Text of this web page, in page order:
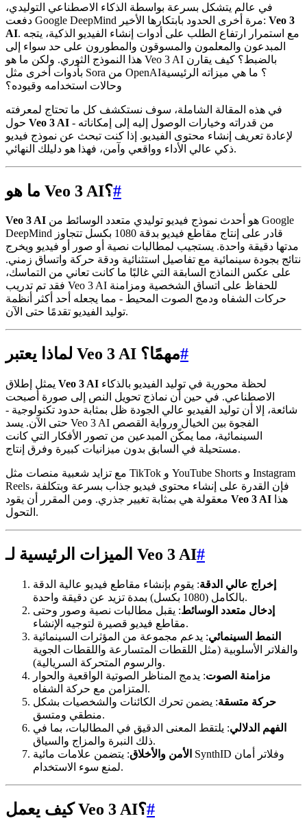
في عالم يتشكل بسرعة بواسطة الذكاء الاصطناعي التوليدي،
دفعت Google DeepMind مرة أخرى الحدود بابتكارها الأخير: Veo 3
AI. مع استمرار ارتفاع الطلب على أدوات إنشاء الفيديو الذكية، يتجه
المبدعون والمعلمون والمسوقون والمطورون على حد سواء إلى
هذا النموذج الثوري. ولكن ما هو Veo 3 AI بالضبط؟ كيف يقارن
بأدوات أخرى مثل Sora من OpenAI؟ ما هي ميزاته الرئيسية
وحالات استخدامه وقيوده؟
في هذه المقالة الشاملة، سوف نستكشف كل ما تحتاج لمعرفته
Veo 3 AI - من قدراته وخيارات الوصول إليه إلى إمكاناته
لإعادة تعريف إنشاء محتوى الفيديو. إذا كنت تبحث عن نموذج فيديو
ذكي عالي الأداء وواقعي وآمن، فهذا هو دليلك النهائي.
ما هو Veo 3 AI؟#
Veo 3 AI
DeepMind قادر على إنتاج مقاطع فيديو بدقة 1080 بكسل تتجاوز
مدتها دقيقة واحدة. يستجيب لمطالبات نصية أو صور أو فيديو ويخرج
نتائج بجودة سينمائية مع تفاصيل استثنائية ودقة حركة واتساق زمني.
على عكس النماذج السابقة التي غالبًا ما كانت تعاني من التماسك،
فقد تم تدريب Veo 3 AI للحفاظ على اتساق الشخصية ومزامنة
حركات الشفاه ودمج الصوت المحيط - مما يجعله أحد أكثر أنظمة
توليد الفيديو تقدمًا حتى الآن.
لماذا يعتبر Veo 3 AI مهمًا؟#
Veo 3 AI
الاصطناعي. في حين أن نماذج تحويل النص إلى صورة أصبحت
شائعة، إلا أن توليد الفيديو عالي الجودة ظل بمثابة حدود تكنولوجية -
حتى الآن. يسد Veo 3 AI الفجوة بين الخيال ورواية القصص
السينمائية، مما يمكّن المبدعين من تصور الأفكار التي كانت
مستحيلة في السابق بدون ميزانيات كبيرة وفرق إنتاج.
مع تزايد شعبية منصات مثل TikTok و YouTube Shorts و Instagram
Reels، فإن القدرة على إنشاء محتوى فيديو جذاب بسرعة وبتكلفة
Veo 3 AI
التحول.
الميزات الرئيسية لـ Veo 3 AI#
إخراج عالي الدقة: يقوم بإنشاء مقاطع فيديو عالية الدقة
بالكامل (1080 بكسل) بمدة تزيد عن دقيقة واحدة.
إدخال متعدد الوسائط: يقبل مطالبات نصية وصور وحتى
مقاطع فيديو قصيرة لتوجيه الإنشاء.
النمط السينمائي: يدعم مجموعة من المؤثرات السينمائية
والفلاتر الأسلوبية (مثل اللقطات المتسارعة واللقطات الجوية
والرسوم المتحركة السريالية).
مزامنة الصوت: يدمج المناظر الصوتية الواقعية والحوار
المتزامن مع حركة الشفاه.
حركة متسقة: يضمن تحرك الكائنات والشخصيات بشكل
منطقي ومتسق.
الفهم الدلالي: يلتقط المعنى الدقيق في المطالبات، بما في
ذلك النبرة والمزاج والسياق.
الأمن والأخلاق: يتضمن علامات مائية SynthID وفلاتر أمان
لمنع سوء الاستخدام.
كيف يعمل Veo 3 AI؟#